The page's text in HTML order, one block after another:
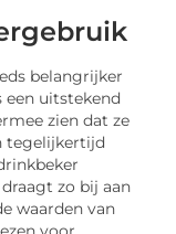
belangrijker
een uitstekend
zien dat ze
tegelijkertijd
zo bij aan
waarden van